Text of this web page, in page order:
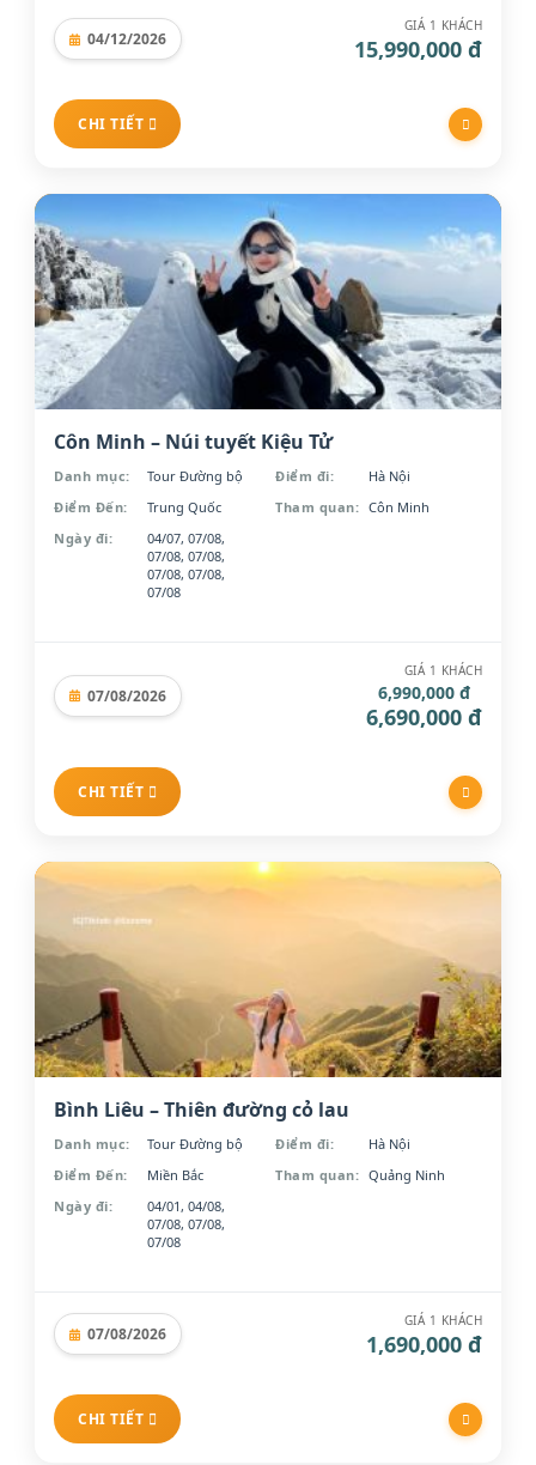
04/12/2026
GIÁ 1 KHÁCH
15,990,000 đ
CHI TIẾT
Côn Minh – Núi tuyết Kiệu Tử
Danh mục: Tour Đường bộ Điểm đi:
Hà Nội
Điểm Đến:
Trung Quốc Tham quan: Côn Minh
Ngày đi:
04/07, 07/08,
07/08, 07/08,
07/08, 07/08,
07/08
07/08/2026
GIÁ 1 KHÁCH
6,990,000 đ
6,690,000 đ
CHI TIẾT
Bình Liêu – Thiên đường cỏ lau
Danh mục: Tour Đường bộ Điểm đi:
Hà Nội
Điểm Đến:
Miền Bắc Tham quan: Quảng Ninh
Ngày đi:
04/01, 04/08,
07/08, 07/08,
07/08
07/08/2026
GIÁ 1 KHÁCH
1,690,000 đ
CHI TIẾT